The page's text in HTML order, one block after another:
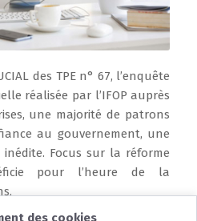
des TPE n° 67, l’enquête
réalisée par l’IFOP auprès
une majorité de patrons
au gouvernement, une
Focus sur la réforme
pour l’heure de la
des cookies